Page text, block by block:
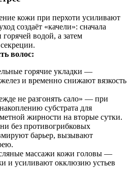
кожи при перхоти усиливают
создаёт «качели»: сначала
водой, а затем
волос:
горячие укладки —
и временно снижают вязкость
не разгонять сало» — при
субстрата для
жирности на вторые сутки.
без противогрибковых
барьер, вызывают
массажи кожи головы —
и усиливают окклюзию устьев